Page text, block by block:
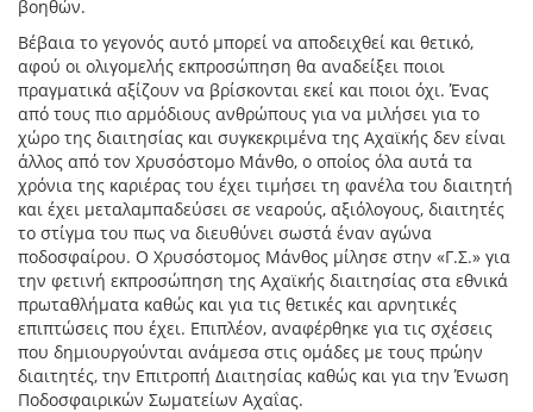
βοηθών.
Βέβαια το γεγονός αυτό μπορεί να αποδειχθεί και θετικό,
αφού οι ολιγομελής εκπροσώπηση θα αναδείξει ποιοι
πραγματικά αξίζουν να βρίσκονται εκεί και ποιοι όχι. Ένας
από τους πιο αρμόδιους ανθρώπους για να μιλήσει για το
χώρο της διαιτησίας και συγκεκριμένα της Αχαϊκής δεν είναι
άλλος από τον Χρυσόστομο Μάνθο, ο οποίος όλα αυτά τα
χρόνια της καριέρας του έχει τιμήσει τη φανέλα του διαιτητή
και έχει μεταλαμπαδεύσει σε νεαρούς, αξιόλογους, διαιτητές
το στίγμα του πως να διευθύνει σωστά έναν αγώνα
ποδοσφαίρου. Ο Χρυσόστομος Μάνθος μίλησε στην «Γ.Σ.» για
την φετινή εκπροσώπηση της Αχαϊκής διαιτησίας στα εθνικά
πρωταθλήματα καθώς και για τις θετικές και αρνητικές
επιπτώσεις που έχει. Επιπλέον, αναφέρθηκε για τις σχέσεις
που δημιουργούνται ανάμεσα στις ομάδες με τους πρώην
διαιτητές, την Επιτροπή Διαιτησίας καθώς και για την Ένωση
Ποδοσφαιρικών Σωματείων Αχαΐας.